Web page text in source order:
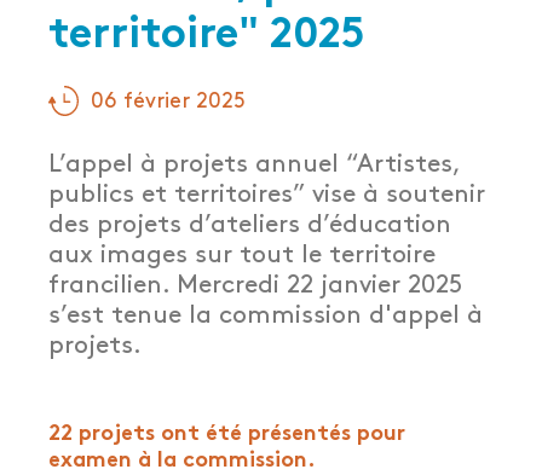
territoire" 2025
06 février 2025
L’appel à projets annuel “Artistes,
publics et territoires” vise à soutenir
des projets d’ateliers d’éducation
aux images sur tout le territoire
francilien. Mercredi 22 janvier 2025
s’est tenue la commission d'appel à
projets.
22 projets ont été présentés pour
examen à la commission.